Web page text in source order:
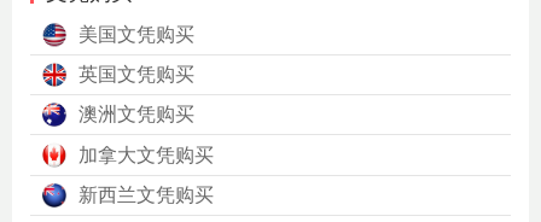
美国文凭购买
英国文凭购买
澳洲文凭购买
加拿大文凭购买
新西兰文凭购买